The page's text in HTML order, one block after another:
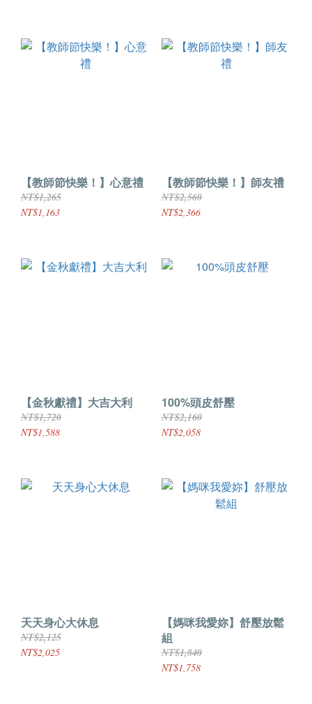
【教師節快樂！】心意禮
NT$1,265
NT$1,163
【教師節快樂！】師友禮
NT$2,560
NT$2,366
【金秋獻禮】大吉大利
NT$1,720
NT$1,588
100%頭皮舒壓
NT$2,160
NT$2,058
天天身心大休息
NT$2,125
NT$2,025
【媽咪我愛妳】舒壓放鬆
組
NT$1,840
NT$1,758